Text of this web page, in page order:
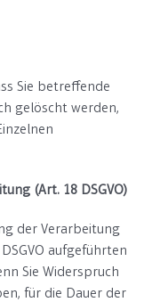
Sie betreffende
gelöscht werden,
(Art. 18 DSGVO)
der Verarbeitung
aufgeführten
Sie Widerspruch
für die Dauer der